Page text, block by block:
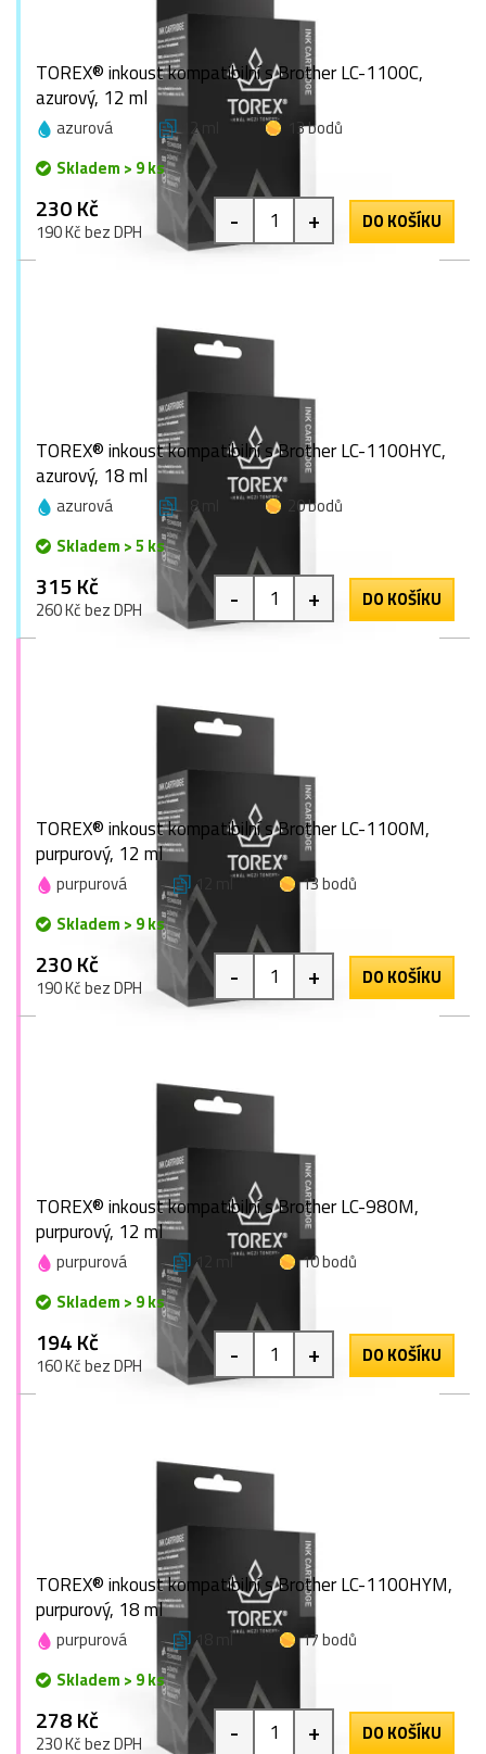
TOREX® inkoust kompatibilní s Brother LC-1100C,
azurový, 12 ml
azurová 12 ml
13 bodů
Skladem > 9 ks
230 Kč
190 Kč bez DPH - + DO KOŠÍKU
TOREX® inkoust kompatibilní s Brother LC-1100HYC,
azurový, 18 ml
azurová 18 ml
20 bodů
Skladem > 5 ks
315 Kč
260 Kč bez DPH - + DO KOŠÍKU
TOREX® inkoust kompatibilní s Brother LC-1100M,
purpurový, 12 ml
purpurová 12 ml
13 bodů
Skladem > 9 ks
230 Kč
190 Kč bez DPH - + DO KOŠÍKU
TOREX® inkoust kompatibilní s Brother LC-980M,
purpurový, 12 ml
purpurová 12 ml
10 bodů
Skladem > 9 ks
194 Kč
160 Kč bez DPH - + DO KOŠÍKU
TOREX® inkoust kompatibilní s Brother LC-1100HYM,
purpurový, 18 ml
purpurová 18 ml
17 bodů
Skladem > 9 ks
278 Kč
230 Kč bez DPH - + DO KOŠÍKU